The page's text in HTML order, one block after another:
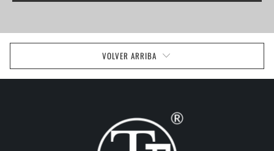
VOLVER ARRIBA